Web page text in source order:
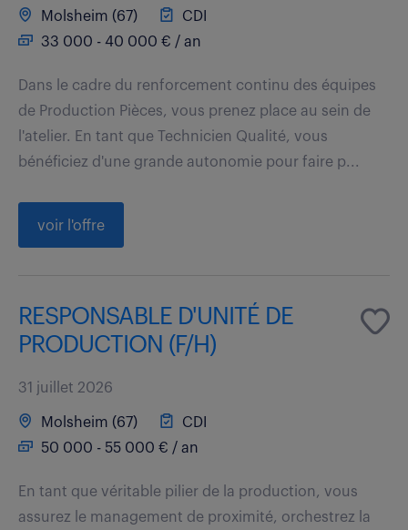
Molsheim (67)
CDI
33 000 - 40 000 € / an
Dans le cadre du renforcement continu des équipes
de Production Pièces, vous prenez place au sein de
l'atelier. En tant que Technicien Qualité, vous
bénéficiez d'une grande autonomie pour faire p...
voir l'offre
RESPONSABLE D'UNITÉ DE
PRODUCTION (F/H)
31 juillet 2026
Molsheim (67)
CDI
50 000 - 55 000 € / an
En tant que véritable pilier de la production, vous
assurez le management de proximité, orchestrez la